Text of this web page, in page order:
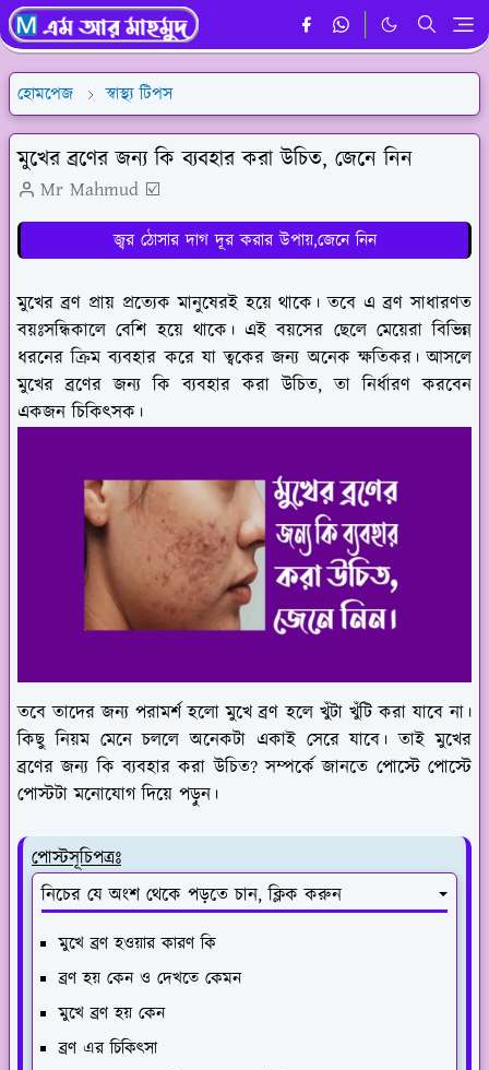
হোমপেজ স্বাস্থ্য টিপস
মুখের ব্রণের জন্য কি ব্যবহার করা উচিত, জেনে নিন
Mr Mahmud ☑️
জ্বর ঠোসার দাগ দূর করার উপায়,জেনে নিন
মুখের ব্রণ প্রায় প্রত্যেক মানুষেরই হয়ে থাকে। তবে এ ব্রণ সাধারণত
বয়ঃসন্ধিকালে বেশি হয়ে থাকে। এই বয়সের ছেলে মেয়েরা বিভিন্ন
ধরনের ক্রিম ব্যবহার করে যা ত্বকের জন্য অনেক ক্ষতিকর। আসলে
মুখের ব্রণের জন্য কি ব্যবহার করা উচিত, তা নির্ধারণ করবেন
একজন চিকিৎসক।
তবে তাদের জন্য পরামর্শ হলো মুখে ব্রণ হলে খুঁটা খুঁটি করা যাবে না।
কিছু নিয়ম মেনে চললে অনেকটা একাই সেরে যাবে। তাই মুখের
ব্রণের জন্য কি ব্যবহার করা উচিত? সম্পর্কে জানতে পোস্টে পোস্টে
পোস্টটা মনোযোগ দিয়ে পড়ুন।
পোস্টসূচিপত্রঃ
নিচের যে অংশ থেকে পড়তে চান, ক্লিক করুন
মুখে ব্রণ হওয়ার কারণ কি
ব্রণ হয় কেন ও দেখতে কেমন
মুখে ব্রণ হয় কেন
ব্রণ এর চিকিৎসা